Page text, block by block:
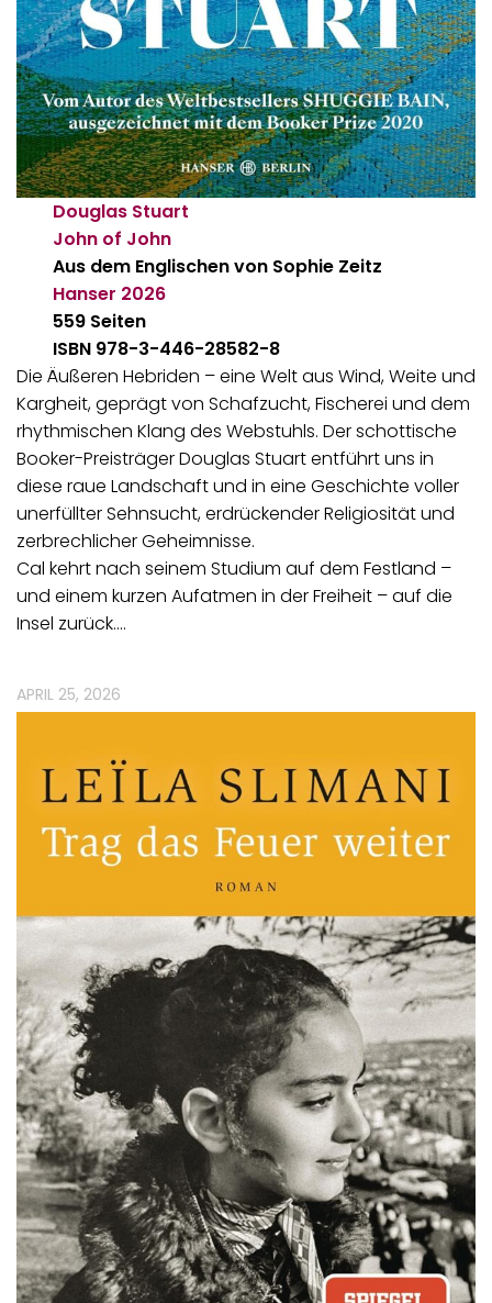
Douglas Stuart
John of John
Aus dem Englischen von Sophie Zeitz
Hanser 2026
559 Seiten
ISBN 978-3-446-28582-8
Die Äußeren Hebriden – eine Welt aus Wind, Weite und
Kargheit, geprägt von Schafzucht, Fischerei und dem
rhythmischen Klang des Webstuhls. Der schottische
Booker-Preisträger Douglas Stuart entführt uns in
diese raue Landschaft und in eine Geschichte voller
unerfüllter Sehnsucht, erdrückender Religiosität und
zerbrechlicher Geheimnisse.
Cal kehrt nach seinem Studium auf dem Festland –
und einem kurzen Aufatmen in der Freiheit – auf die
Insel zurück.…
APRIL 25, 2026